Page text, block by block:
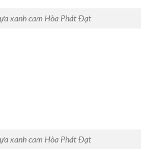
xanh cam Hòa Phát Đạt
xanh cam Hòa Phát Đạt